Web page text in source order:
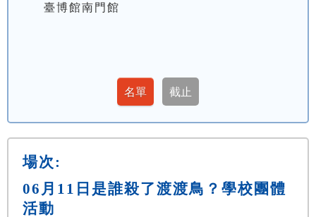
臺博館南門館
場次:
06月11日是誰殺了渡渡鳥？學校團體
活動